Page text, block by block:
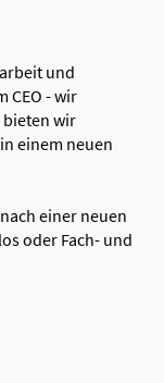
und
CEO - wir
bieten wir
einem neuen
einer neuen
oder Fach- und